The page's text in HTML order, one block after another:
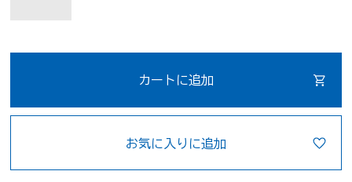
カートに追加
お気に入りに追加